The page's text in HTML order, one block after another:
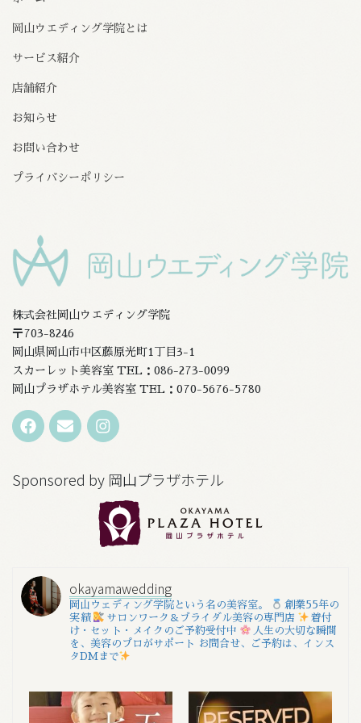
岡山ウエディング学院とは
サービス紹介
店舗紹介
お知らせ
お問い合わせ
プライバシーポリシー
株式会社岡山ウエディング学院
〒703-8246
岡山県岡山市中区藤原光町1丁目3-1
スカーレット美容室 TEL：086-273-0099
岡山プラザホテル美容室 TEL：070-5676-5780
Sponsored by 岡山プラザホテル
okayamawedding
岡山ウェディング学院という名の美容室。
創業55年の
実績
サロンワーク＆ブライダル美容の専門店
着付
け・セット・メイクのご予約受付中
人生の大切な瞬間
を、美容のプロがサポート
お問合せ、ご予約は、インス
タDMまで